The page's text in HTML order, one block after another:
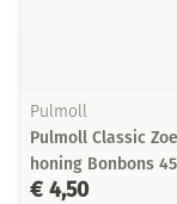
Pulmoll
Pulmoll Classic
honing Bonbons
€ 4,50